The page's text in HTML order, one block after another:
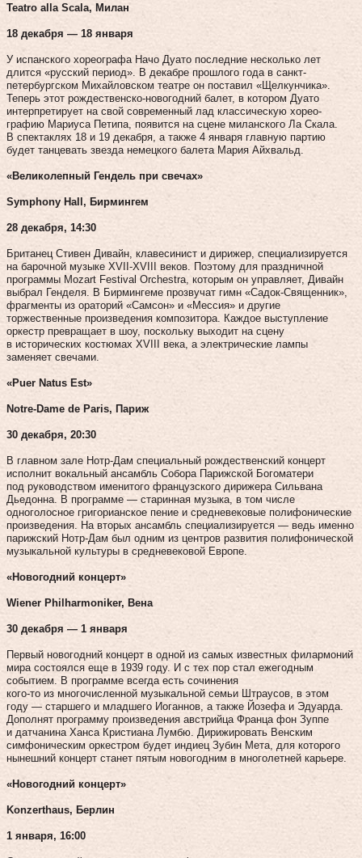
Teatro alla Scala, Милан
18 декабря — 18 января
У испанского хореографа Начо Дуато последние несколько лет
длится «русский период». В декабре прошлого года в санкт-
петербургском Михайловском театре он поставил «Щелкунчика».
Теперь этот рождественско-новогодний балет, в котором Дуато
интерпретирует на свой современный лад классическую хорео­
графию Мариуса Петипа, по­явится на сцене миланского Ла Скала.
В спектаклях 18 и 19 декабря, а также 4 января главную партию
будет танцевать звезда немецкого балета Мария Айхвальд.
«Великолепный Гендель при свечах»
Symphony Hall, Бирмингем
28 декабря, 14:30
Британец Стивен Дивайн, клавесинист и дирижер, специализируется
на барочной музыке XVII‑XVIII веков. Поэтому для праздничной
программы Mozart Festival Orchestra, которым он управляет, Дивайн
выбрал Генделя. В Бирмингеме прозвучат гимн «Садок-Священник»,
фрагменты из ораторий «Самсон» и «Мессия» и другие
торжественные произведения композитора. Каждое выступление
оркестр превращает в шоу, поскольку выходит на сцену
в исторических костюмах XVIII века, а электрические лампы
заменяет свечами.
«Puer Natus Est»
Notre-Dame de Paris, Париж
30 декабря, 20:30
В главном зале Нотр-Дам специальный рождественский концерт
исполнит вокальный ансамбль Собора Парижской Богоматери
под руководством именитого французского дирижера Сильвана
Дьедонна. В программе — старинная музыка, в том числе
одноголосное григорианское пение и средневековые полифонические
произведения. На вторых ансамбль специализируется — ведь именно
парижский Нотр-Дам был одним из центров развития поли­фонической
музыкальной культуры в средневековой Европе.
«Новогодний концерт»
Wiener Philharmoniker, Вена
30 декабря — 1 января
Первый новогодний концерт в одной из самых известных филармоний
мира состоялся еще в 1939 году. И с тех пор стал ежегодным
событием. В программе всегда есть сочинения
кого‑то из многочисленной музыкальной семьи Штраусов, в этом
году — старшего и младшего Иоганнов, а также Йозефа и Эдуарда.
Дополнят программу произведения австрийца Франца фон Зуппе
и датчанина Ханса Кристиана Лумбю. Дирижировать Венским
симфоническим оркестром будет индиец Зубин Мета, для которого
нынешний концерт станет пятым новогодним в многолетней карьере.
«Новогодний концерт»
Konzerthaus, Берлин
1 января, 16:00